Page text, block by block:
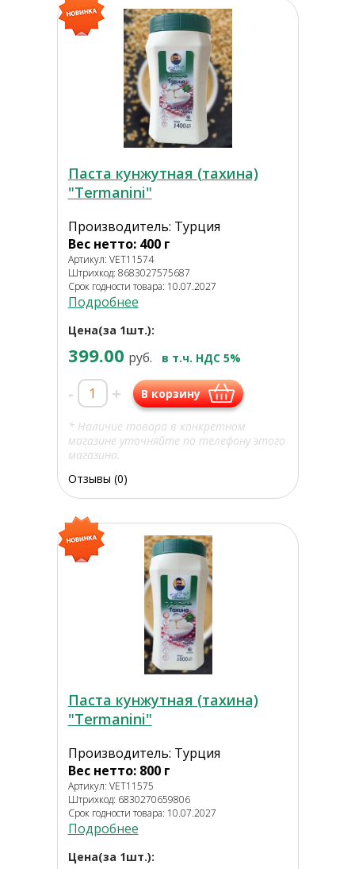
Паста кунжутная (тахина)
"Termanini"
Производитель: Турция
Вес нетто: 400 г
Артикул: VET11574
Штрихкод: 8683027575687
Срок годности товара: 10.07.2027
Подробнее
Цена(за 1шт.):
399.00 руб. в т.ч. НДС 5%
- + В корзину
* Наличие товара в конкретном
магазине уточняйте по телефону этого
магазина.
Отзывы (0)
Паста кунжутная (тахина)
"Termanini"
Производитель: Турция
Вес нетто: 800 г
Артикул: VET11575
Штрихкод: 6830270659806
Срок годности товара: 10.07.2027
Подробнее
Цена(за 1шт.):